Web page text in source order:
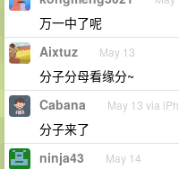
万一中了呢
Aixtuz May 13
分子分母看缘分~
Cabana May 13 via
分子来了
ninja43 May 14